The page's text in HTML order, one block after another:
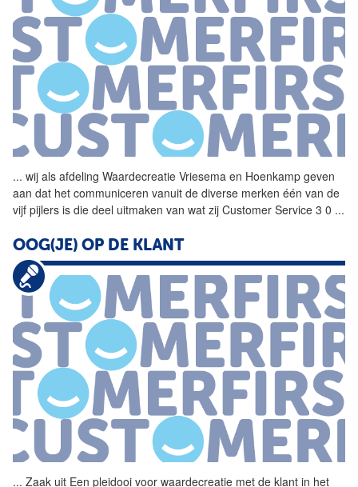
... wij als afdeling Waardecreatie Vriesema en Hoenkamp geven
aan dat het communiceren vanuit de diverse merken één van de
vijf pijlers is die deel uitmaken van wat zij Customer Service 3 0 ...
OOG(JE) OP DE KLANT
... Zaak uit Een pleidooi voor waardecreatie met de klant in het